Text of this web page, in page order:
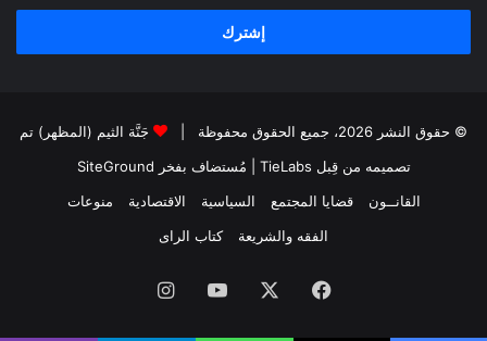
الإلكتروني
© حقوق النشر 2026، جميع الحقوق محفوظة |
جَنَّة الثيم (المظهر) تم
تصميمه من قِبل TieLabs
| مُستضاف بفخر SiteGround
القانــون
قضايا المجتمع السياسية الاقتصادية
منوعات
الفقه والشريعة
كتاب الراى
فيسبوك يوتيوبانستقرام